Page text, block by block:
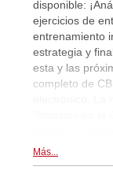
disponible:
ejercicios de
entrenamiento
estrategia y
esta y las
completo de
Más...